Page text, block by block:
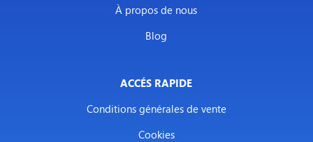
À propos de nous
Blog
ACCÉS RAPIDE
Conditions générales de vente
Cookies